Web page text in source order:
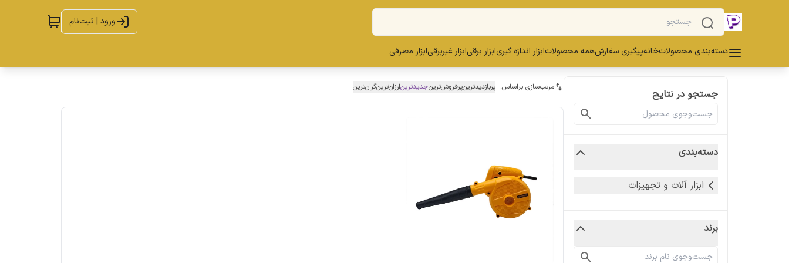
ورود | ثبت‌نام
دسته‌بندی محصولاتخانهپیگیری سفارشهمه محصولاتابزار اندازه گیریابزار برقیابزار غیربرقیابزار مصرفی
جستجو در نتایج
دسته‌بندی
ابزار آلات و تجهیزات
برند
مرتب‌سازی براساس: پربازدیدترینپرفروش‌ترینجدیدترینارزان‌ترینگران‌ترین